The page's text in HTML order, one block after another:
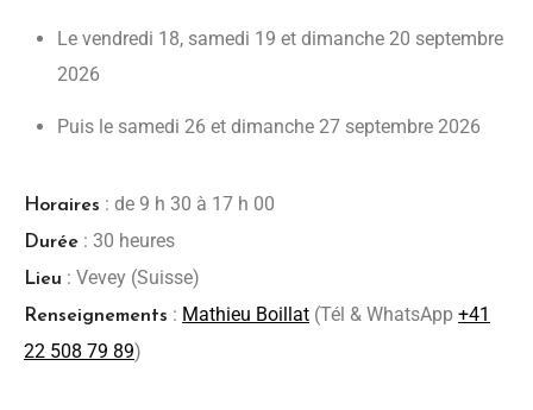
Le vendredi 18, samedi 19 et dimanche 20 septembre
2026
Puis le samedi 26 et dimanche 27 septembre 2026
Horaires : de 9 h 30 à 17 h 00
Durée : 30 heures
Lieu : Vevey (Suisse)
Renseignements : Mathieu Boillat (Tél & WhatsApp +41
22 508 79 89)